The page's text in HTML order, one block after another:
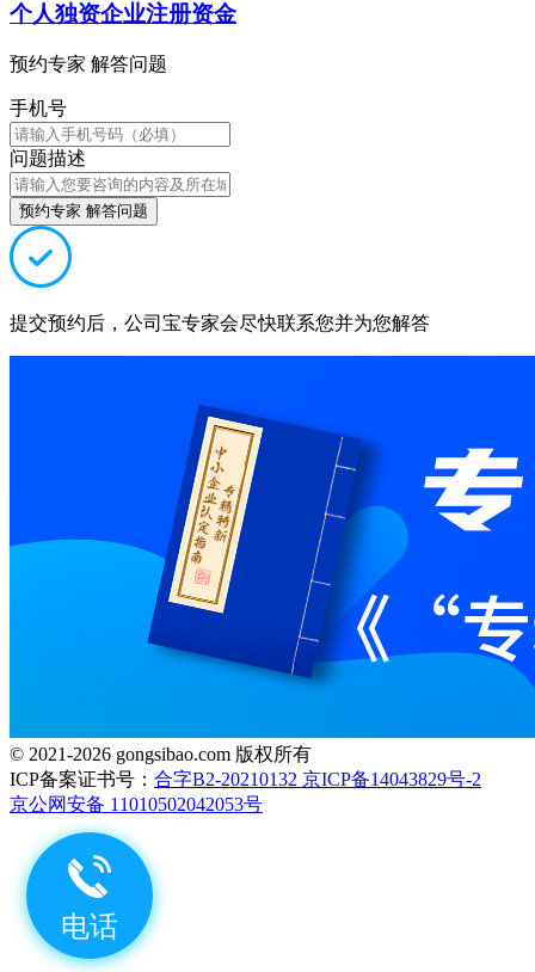
个人独资企业注册资金
预约专家 解答问题
手机号
问题描述
预约专家 解答问题
提交预约后，公司宝专家会尽快联系您并为您解答
© 2021-2026 gongsibao.com 版权所有
ICP备案证书号： 合字B2-20210132 京ICP备14043829号-2
京公网安备 11010502042053号